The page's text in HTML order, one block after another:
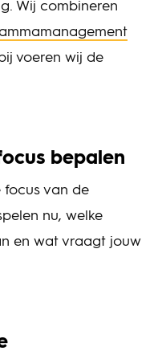
Wij combineren
voeren wij de
bepalen
focus van de
nu, welke
en wat vraagt jouw